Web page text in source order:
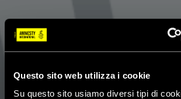
Questo sito web utilizza i cookie
Su questo sito usiamo diversi tipi di